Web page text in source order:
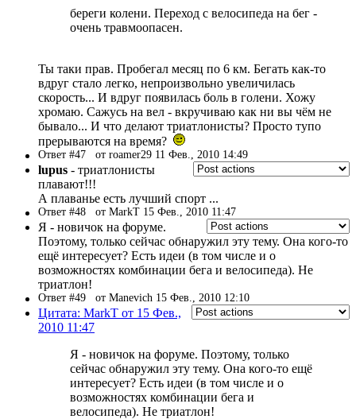
береги колени. Переход с велосипеда на бег -
очень травмоопасен.
Ты таки прав. Пробегал месяц по 6 км. Бегать как-то
вдруг стало легко, непроизвольно увеличилась
скорость... И вдруг появилась боль в голени. Хожу
хромаю. Сажусь на вел - вкручиваю как ни вы чём не
бывало... И что делают триатлонисты? Просто тупо
прерываются на время?
Ответ #47 от roamer29 11 Фев., 2010 14:49
lupus - триатлонисты
плавают!!!
А плаванье есть лучший спорт ...
Ответ #48 от MarkT 15 Фев., 2010 11:47
Я - новичок на форуме.
Поэтому, только сейчас обнаружил эту тему. Она кого-то
ещё интересует? Есть идеи (в том числе и о
возможностях комбинации бега и велосипеда). Не
триатлон!
Ответ #49 от Manevich 15 Фев., 2010 12:10
Цитата: MarkT от 15 Фев.,
2010 11:47
Я - новичок на форуме. Поэтому, только
сейчас обнаружил эту тему. Она кого-то ещё
интересует? Есть идеи (в том числе и о
возможностях комбинации бега и
велосипеда). Не триатлон!